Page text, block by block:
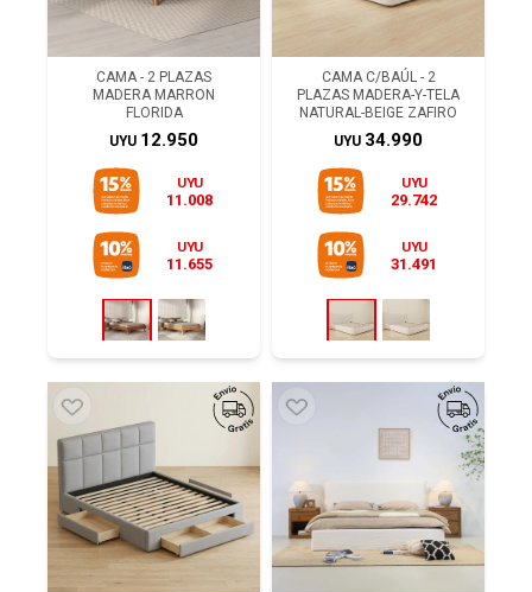
CAMA - 2 PLAZAS
MADERA MARRON
FLORIDA
UYU 12.950
UYU
11.008
UYU
11.655
CAMA C/BAÚL - 2
PLAZAS MADERA-Y-TELA
NATURAL-BEIGE ZAFIRO
UYU 34.990
UYU
29.742
UYU
31.491